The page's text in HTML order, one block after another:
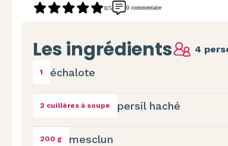
0/5 0 commentaire
Les ingrédients 4
1 échalote
2 cuillères à soupe persil haché
200 g mesclun